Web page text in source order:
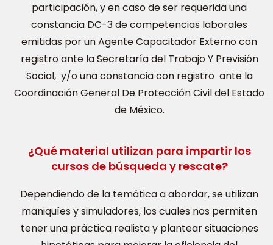
participación, y en caso de ser requerida una
constancia DC-3 de competencias laborales
emitidas por un Agente Capacitador Externo con
registro ante la Secretaría del Trabajo Y Previsión
Social, y/o una constancia con registro ante la
Coordinación General De Protección Civil del Estado
de México.
¿Qué material utilizan para impartir los
cursos de búsqueda y rescate?
Dependiendo de la temática a abordar, se utilizan
maniquíes y simuladores, los cuales nos permiten
tener una práctica realista y plantear situaciones